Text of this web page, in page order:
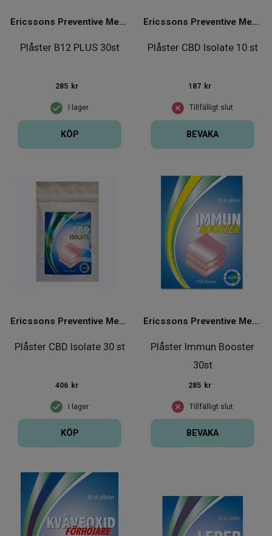
Plåster B12 PLUS 30st
Ericssons Preventive Medical Group
I lager
285 kr
KÖP
Plåster CBD Isolate 10 st
Ericssons Preventive Medical Group
Tillfälligt slut
187 kr
BEVAKA
Plåster CBD Isolate 30 st
Ericssons Preventive Medical Group
I lager
406 kr
KÖP
Plåster Immun Booster
30st
Ericssons Preventive Medical Group
Tillfälligt slut
285 kr
BEVAKA